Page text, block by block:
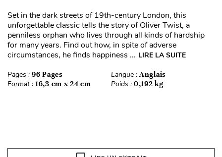
Set in the dark streets of 19th-century London, this
unforgettable classic tells the story of Oliver Twist, a
penniless orphan who lives through all kinds of hardship
for many years. Find out how, in spite of adverse
circumstances, he finds happiness ... LIRE LA SUITE
Pages : 96 Pages Langue :Anglais
Format : 16,3 cm x 24 cm Poids : 0,192 kg